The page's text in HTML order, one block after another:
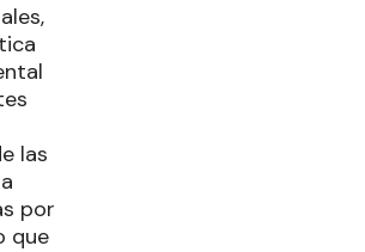
las
por
que